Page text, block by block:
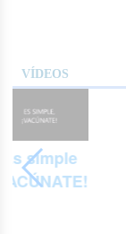
VÍDEOS
Es simple